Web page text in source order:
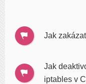
Jak
Jak
iptables v